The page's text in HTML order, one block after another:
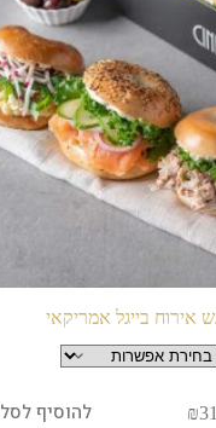
אירוח בייגל אמריקאי
₪ להוסיף לסל